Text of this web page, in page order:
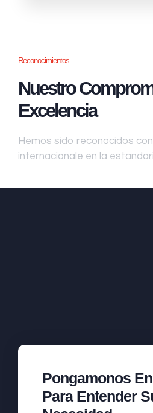
Reconocimientos
Nuestro
Excelencia
Hemos sido reconocidos
internacionale en la
Pongamonos
Para Entender